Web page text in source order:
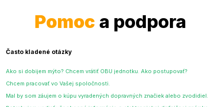
Pomoc a podpora
Často kladené otázky
Ako si dobijem mýto? Chcem vrátiť OBU jednotku. Ako postupovať?
Chcem pracovať vo Vašej spoločnosti.
Mal by som záujem o kúpu vyradených dopravných značiek alebo zvodidiel.